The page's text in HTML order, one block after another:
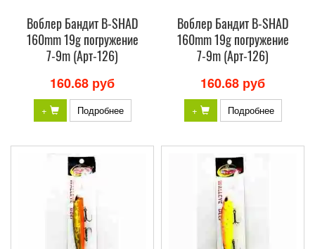
Воблер Бандит B-SHAD
160mm 19g погружение
7-9m (Арт-126)
160.68 руб
+ Подробнее
Воблер Бандит B-SHAD
160mm 19g погружение
7-9m (Арт-126)
160.68 руб
+ Подробнее